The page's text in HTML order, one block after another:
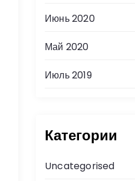
Июнь 2020
Май 2020
Июль 2019
Категории
Uncategorised